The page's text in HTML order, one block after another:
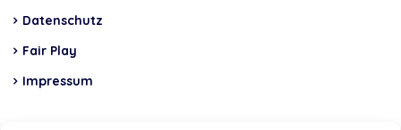
Datenschutz
Fair Play
Impressum